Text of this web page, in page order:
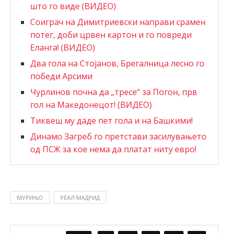
што го виде (ВИДЕО)
Соиграч на Димитриевски направи срамен
потег, доби црвен картон и го повреди
Еланга! (ВИДЕО)
Два гола на Стојанов, Брегалница лесно го
победи Арсими
Чурлинов почна да „тресе“ за Погон, прв
гол на Македонецот! (ВИДЕО)
Тиквеш му даде пет гола и на Башкими!
Динамо Загреб го претстави засилувањето
од ПСЖ за кое нема да платат ниту евро!
МУРИЊО РЕАЛ МАДРИД